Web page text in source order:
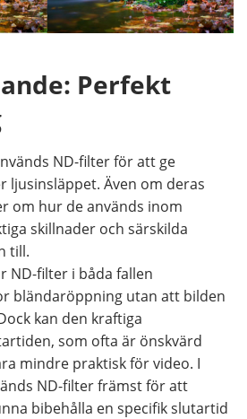
Perfekt
ND-filter för att ge
ljusinsläppet. Även om deras
om hur de används inom
skillnader och särskilda
till.
ND-filter i båda fallen
bländaröppning utan att bilden
kan den kraftiga
som ofta är önskvärd
mindre praktisk för video. I
ND-filter främst för att
bibehålla en specifik slutartid